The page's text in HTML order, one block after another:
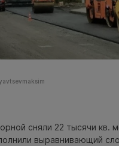
сняли 22 тысячи кв.
выравнивающий